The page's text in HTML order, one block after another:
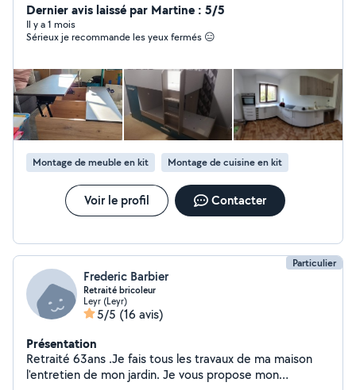
Dernier avis laissé par Martine : 5/5
Il y a 1 mois
Sérieux je recommande les yeux fermés 😑
Montage de meuble en kit Montage de cuisine en kit
Voir le profil Contacter
Particulier
Frederic Barbier
Retraité bricoleur
Leyr (Leyr)
5/5 (16 avis)
Présentation
Retraité 63ans .Je fais tous les travaux de ma maison
l'entretien de mon jardin. Je vous propose mon